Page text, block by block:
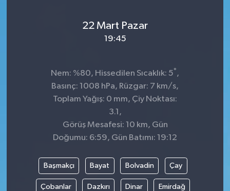
22 Mart Pazar
19:45
Nem: %80, Hissedilen Sıcaklık: 5° ,
Basınç: 1008 hPa, Rüzgar: 7 km/s,
Toplam Yağış: 0 mm, Çiy Noktası:
3.1,
Görüş Mesafesi: 10 km, Gün
Doğumu: 6:59, Gün Batımı: 19:12
Başmakçı Bayat Bolvadin Çay
Çobanlar Dazkırı Dinar Emirdağ